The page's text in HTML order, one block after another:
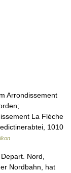
Arrondissement
La Flèche
1010
Nord,
Nordbahn, hat